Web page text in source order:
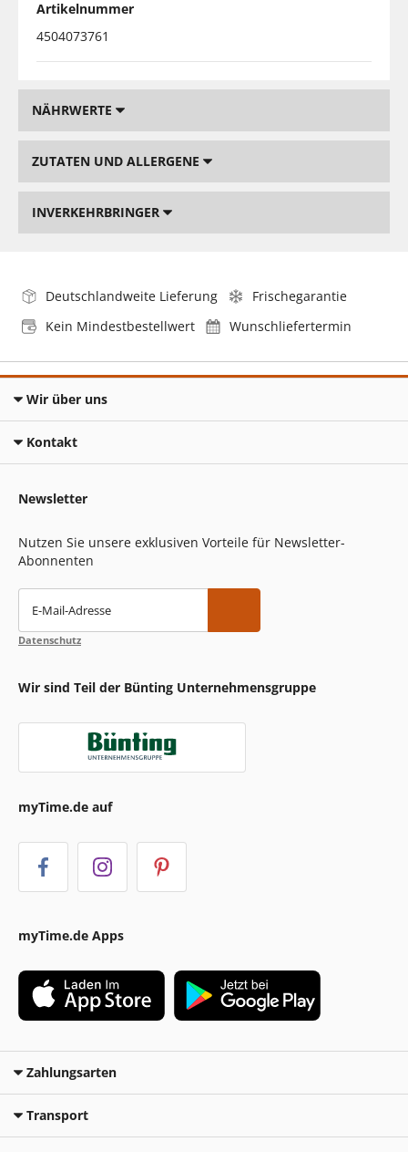
Artikelnummer
4504073761
NÄHRWERTE
ZUTATEN UND ALLERGENE
INVERKEHRBRINGER
Deutschlandweite Lieferung
Frischegarantie
Kein Mindestbestellwert
Wunschliefertermin
Wir über uns
Kontakt
Newsletter
Nutzen Sie unsere exklusiven Vorteile für Newsletter-
Abonnenten
E-Mail-Adresse
Datenschutz
Wir sind Teil der Bünting Unternehmensgruppe
myTime.de auf
myTime.de Apps
Zahlungsarten
Transport